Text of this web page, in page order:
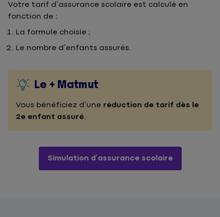
Votre tarif d’assurance scolaire est calculé en
fonction de :
La formule choisie ;
Le nombre d’enfants assurés.
Le + Matmut
Vous bénéficiez d’une réduction de tarif dès le
2e enfant assuré.
Simulation d’assurance scolaire